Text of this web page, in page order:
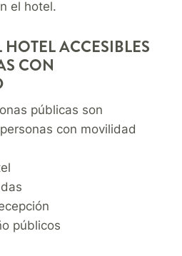
el hotel.
ACCESIBLES
CON
públicas son
con movilidad
públicos